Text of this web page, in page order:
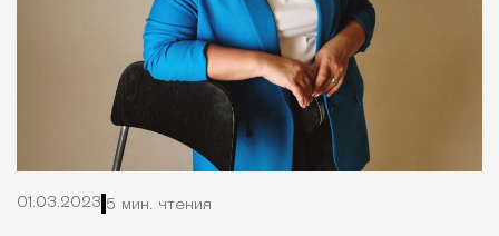
01.03.2023 5 мин. чтения